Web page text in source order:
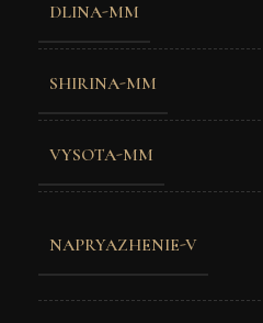
DLINA-MM
SHIRINA-MM
VYSOTA-MM
NAPRYAZHENIE-V